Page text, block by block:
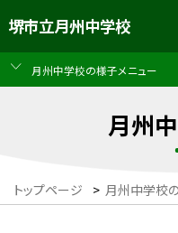
堺市立月州中学校
月州中学校の様子メニュー
月州
トップページ > 月州中学校